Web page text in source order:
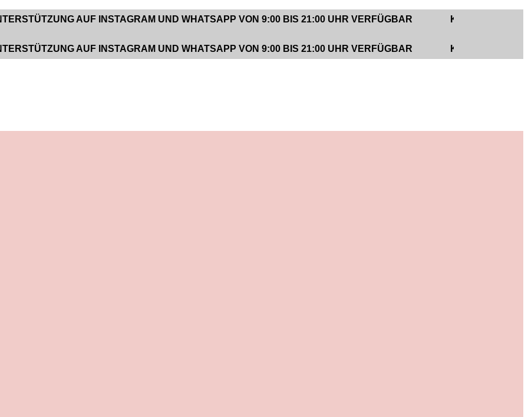
AUF INSTAGRAM UND WHATSAPP VON 9:00 BIS 21:00 UHR VERFÜGBAR
AUF INSTAGRAM UND WHATSAPP VON 9:00 BIS 21:00 UHR VERFÜGBAR